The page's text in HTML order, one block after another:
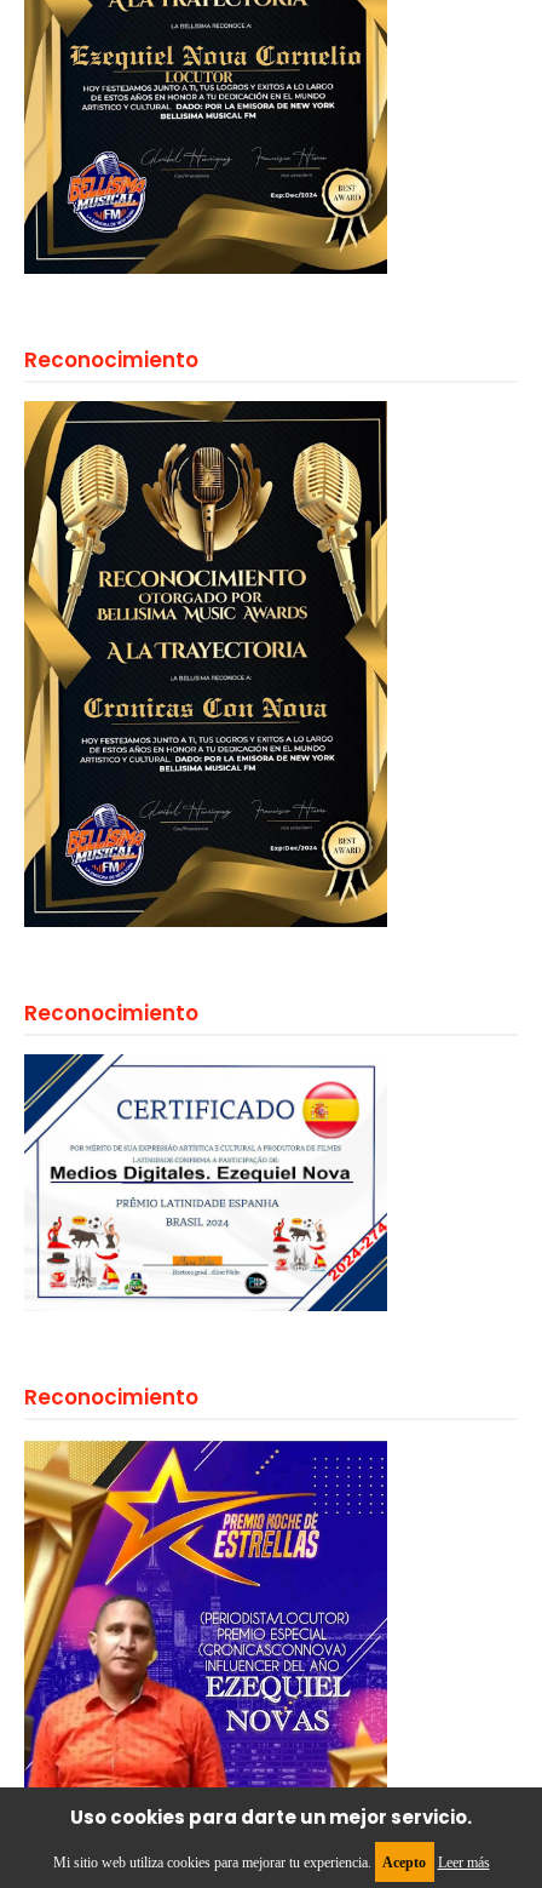
Reconocimiento
Reconocimiento
Reconocimiento
Uso cookies para darte un mejor servicio.
Mi sitio web utiliza cookies para mejorar tu experiencia. Acepto Leer más